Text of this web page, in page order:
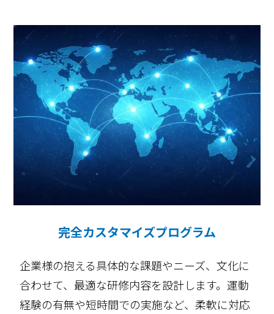
完全カスタマイズプログラム
企業様の抱える具体的な課題やニーズ、文化に
合わせて、最適な研修内容を設計します。運動
経験の有無や短時間での実施など、柔軟に対応